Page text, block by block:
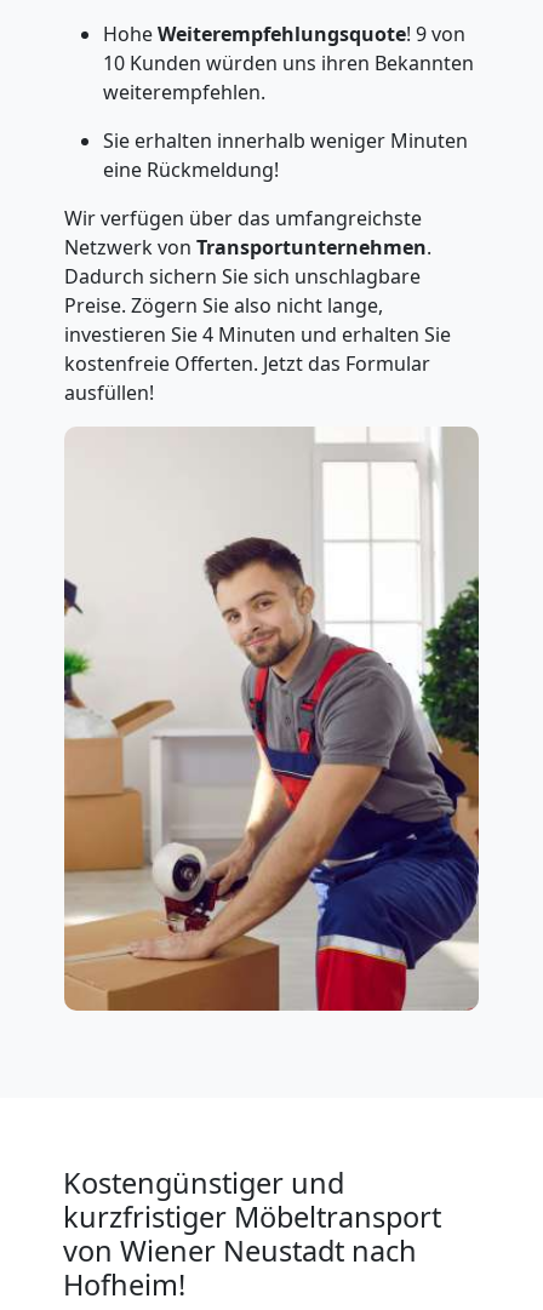
HoheWeiterempfehlungsquote! 9 von
10 Kunden würden uns ihren Bekannten
weiterempfehlen.
Sie erhalten innerhalb weniger Minuten
eine Rückmeldung!
Wir verfügen über das umfangreichste
Netzwerk von Transportunternehmen.
Dadurch sichern Sie sich unschlagbare
Preise. Zögern Sie also nicht lange,
investieren Sie 4 Minuten und erhalten Sie
kostenfreie Offerten. Jetzt das Formular
ausfüllen!
Kostengünstiger und
kurzfristiger Möbeltransport
von Wiener Neustadt nach
Hofheim!